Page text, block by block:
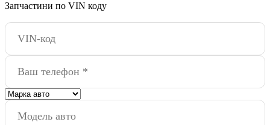
Запчастини по VIN коду